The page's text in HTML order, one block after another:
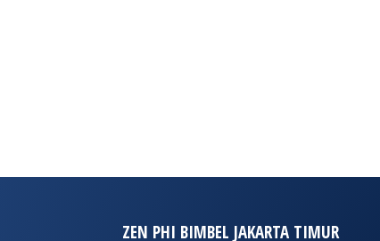
ZEN PHI BIMBEL JAKARTA TIMUR